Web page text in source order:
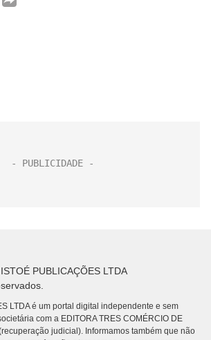
PUBLICAÇÕES LTDA
LTDA é um portal digital independente e sem
com a EDITORA TRES COMÉRCIO DE
judicial). Informamos também que não